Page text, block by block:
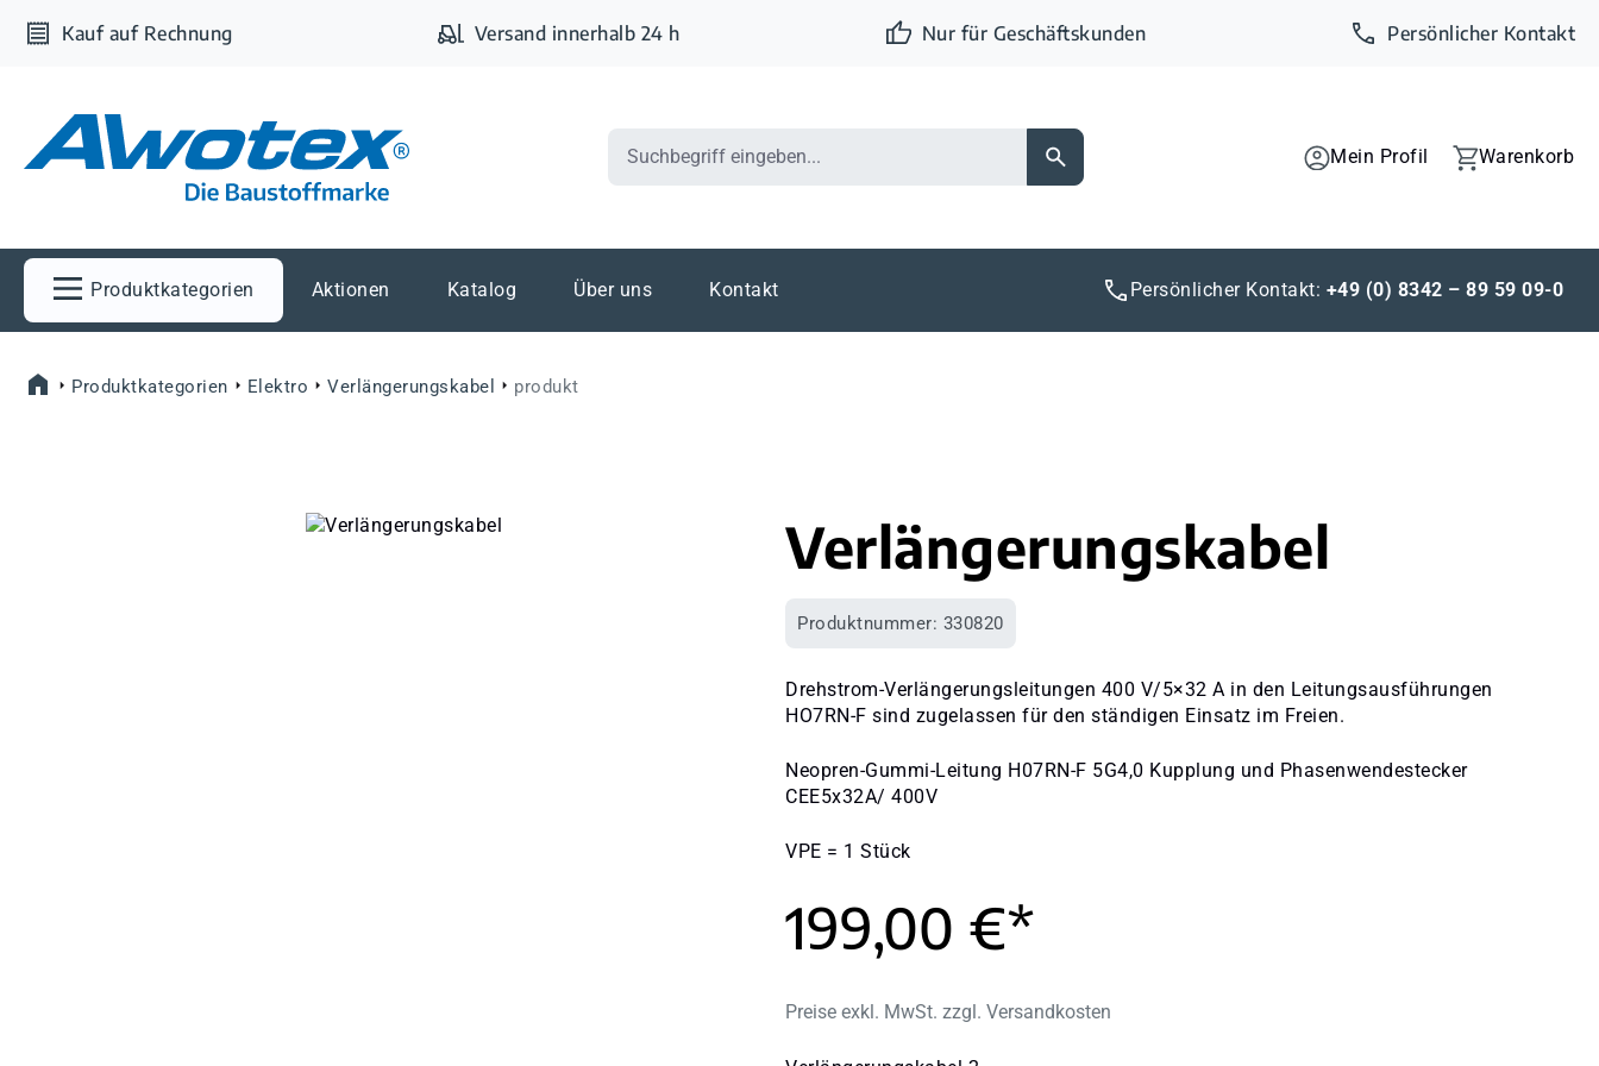
Hauptinhalt springen
Zur Suche springen
Zur Hauptnavigation springen
Kauf auf Rechnung Versand innerhalb 24 h Nur für Geschäftskunden Persönlicher Kontakt
Mein Profil Warenkorb
Produktkategorien Aktionen Katalog Über uns Kontakt Persönlicher Kontakt: +49 (0) 8342 – 89 59 09-0
Produktkategorien Elektro Verlängerungskabel produkt
Verlängerungskabel
Produktnummer: 330820
Drehstrom-Verlängerungsleitungen 400 V/5×32 A in den Leitungsausführungen
HO7RN-F sind zugelassen für den ständigen Einsatz im Freien.
Neopren-Gummi-Leitung H07RN-F 5G4,0 Kupplung und Phasenwendestecker
CEE5x32A/ 400V
VPE = 1 Stück
199,00 €*
Preise exkl. MwSt. zzgl. Versandkosten